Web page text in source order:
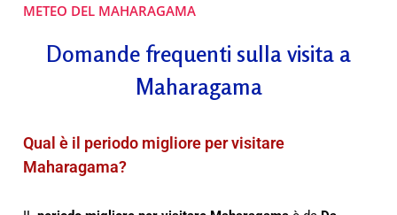
METEO DEL MAHARAGAMA
Domande frequenti sulla visita a
Maharagama
Qual è il periodo migliore per visitare
Maharagama?